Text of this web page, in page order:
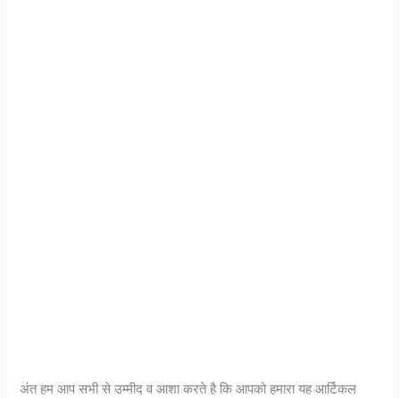
अंत हम आप सभी से उम्मीद व आशा करते है कि आपको हमारा यह आर्टिकल